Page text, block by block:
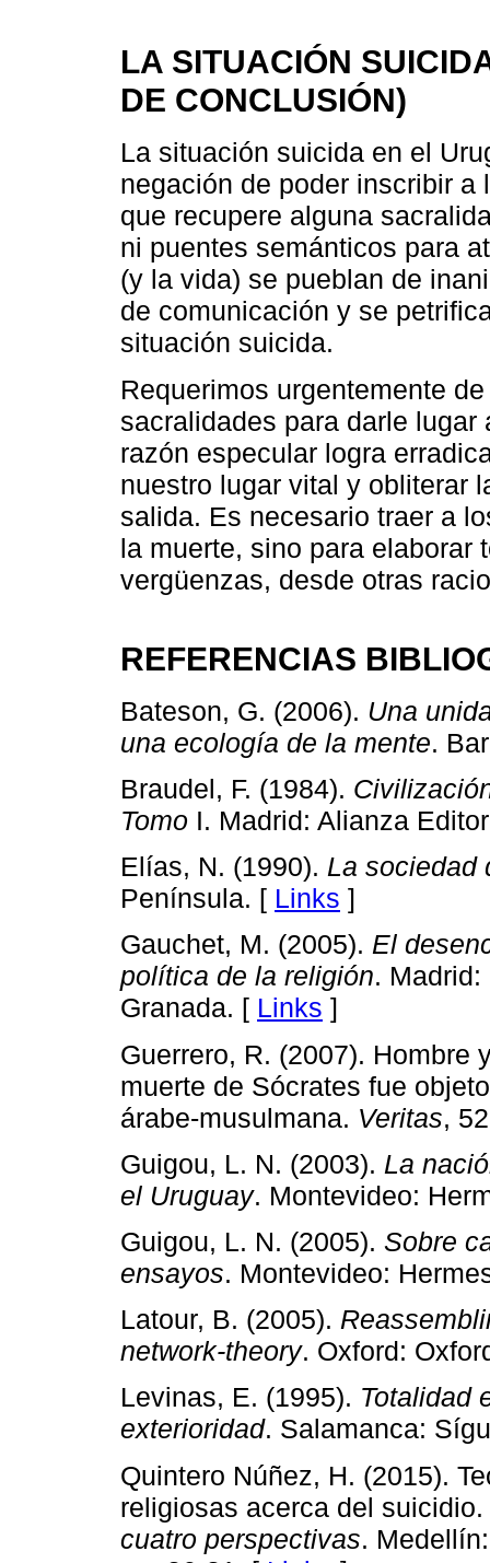
LA SITUACIÓN
DE CONCLUSIÓN)
La situación suicida en el
negación de poder inscribir
que recupere alguna
ni puentes semánticos para
(y la vida) se pueblan de
de comunicación y se
situación suicida.
Requerimos urgentemente
sacralidades para darle
razón especular logra
nuestro lugar vital y obliterar
salida. Es necesario traer a
la muerte, sino para elaborar
vergüenzas, desde otras
REFERENCIAS
Bateson, G. (2006). Una
una ecología de la mente.
Braudel, F. (1984).
Tomo I. Madrid: Alianza
Elías, N. (1990). La sociedad
Península. [ Links ]
Gauchet, M. (2005). El
política de la religión.
Granada. [ Links ]
Guerrero, R. (2007). Hombre
muerte de Sócrates fue
árabe-musulmana. Veritas,
Guigou, L. N. (2003). La
el Uruguay. Montevideo:
Guigou, L. N. (2005). Sobre
ensayos. Montevideo:
Latour, B. (2005).
network-theory. Oxford:
Levinas, E. (1995). Totalidad
exterioridad. Salamanca:
Quintero Núñez, H. (2015).
religiosas acerca del
cuatro perspectivas.